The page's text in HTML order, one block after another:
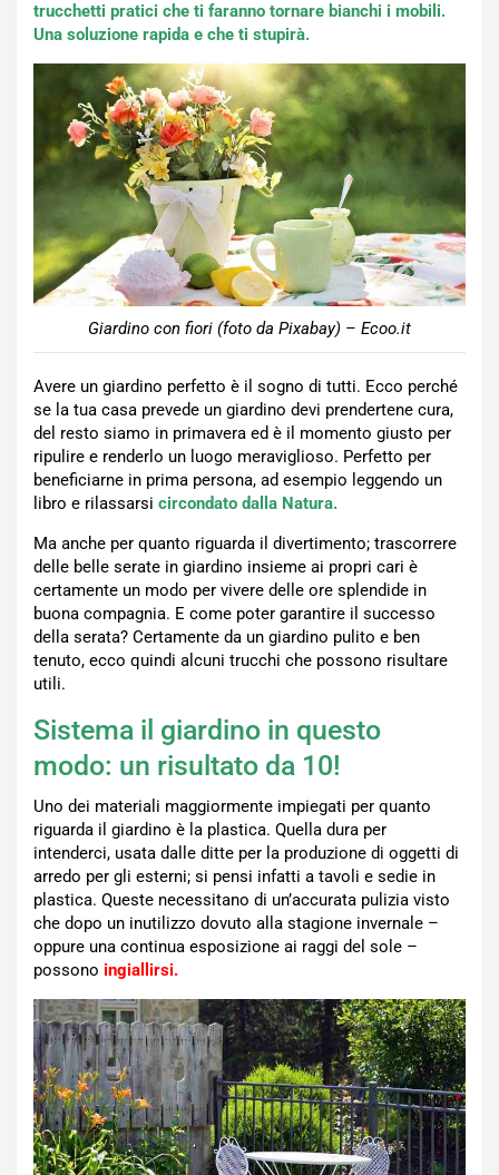
trucchetti pratici che ti faranno tornare bianchi i mobili.
Una soluzione rapida e che ti stupirà.
Giardino con fiori (foto da Pixabay) – Ecoo.it
Avere un giardino perfetto è il sogno di tutti. Ecco perché
se la tua casa prevede un giardino devi prendertene cura,
del resto siamo in primavera ed è il momento giusto per
ripulire e renderlo un luogo meraviglioso. Perfetto per
beneficiarne in prima persona, ad esempio leggendo un
libro e rilassarsi circondato dalla Natura.
Ma anche per quanto riguarda il divertimento; trascorrere
delle belle serate in giardino insieme ai propri cari è
certamente un modo per vivere delle ore splendide in
buona compagnia. E come poter garantire il successo
della serata? Certamente da un giardino pulito e ben
tenuto, ecco quindi alcuni trucchi che possono risultare
utili.
Sistema il giardino in questo
modo: un risultato da 10!
Uno dei materiali maggiormente impiegati per quanto
riguarda il giardino è la plastica. Quella dura per
intenderci, usata dalle ditte per la produzione di oggetti di
arredo per gli esterni; si pensi infatti a tavoli e sedie in
plastica. Queste necessitano di un’accurata pulizia visto
che dopo un inutilizzo dovuto alla stagione invernale –
oppure una continua esposizione ai raggi del sole –
possono ingiallirsi.